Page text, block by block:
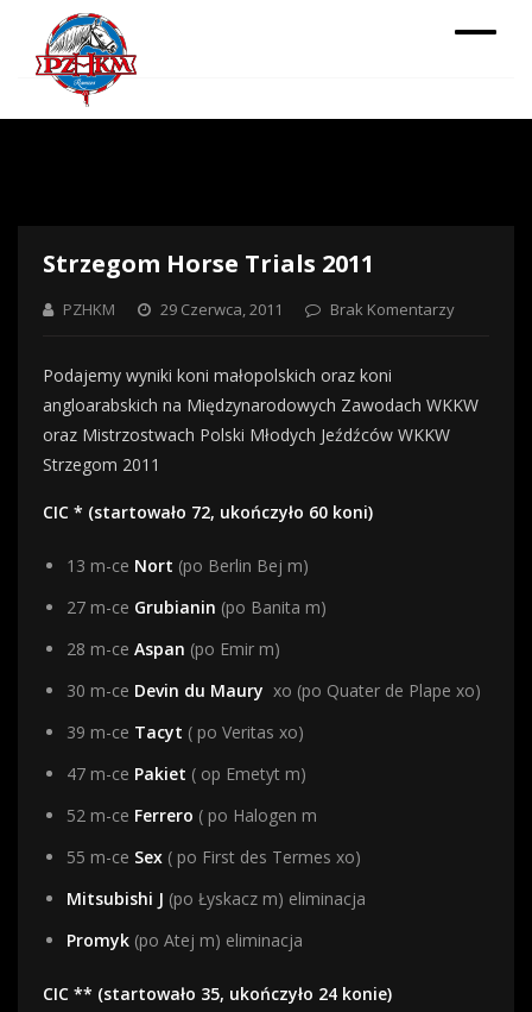
Strzegom Horse Trials 2011
PZHKM 29 Czerwca, 2011 Brak Komentarzy
Podajemy wyniki koni małopolskich oraz koni
angloarabskich na Międzynarodowych Zawodach WKKW
oraz Mistrzostwach Polski Młodych Jeźdźców WKKW
Strzegom 2011
CIC * (startowało 72, ukończyło 60 koni)
13 m-ce Nort (po Berlin Bej m)
27 m-ce Grubianin (po Banita m)
28 m-ce Aspan (po Emir m)
30 m-ce Devin du Maury xo (po Quater de Plape xo)
39 m-ce Tacyt ( po Veritas xo)
47 m-ce Pakiet ( op Emetyt m)
52 m-ce Ferrero ( po Halogen m
55 m-ce Sex ( po First des Termes xo)
Mitsubishi J (po Łyskacz m) eliminacja
Promyk (po Atej m) eliminacja
CIC ** (startowało 35, ukończyło 24 konie)